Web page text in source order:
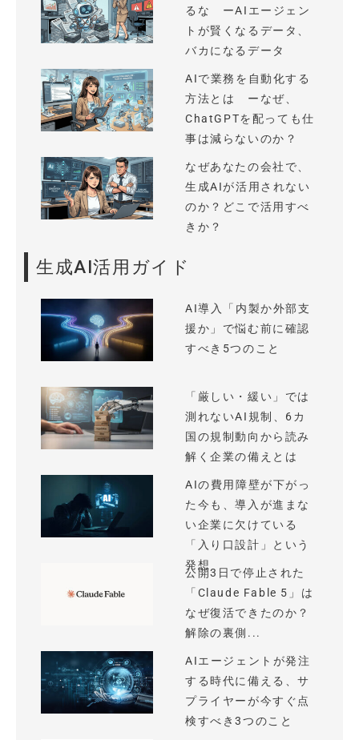
るな ーAIエージェン
トが賢くなるデータ、
バカになるデータ
AIで業務を自動化する
方法とは ーなぜ、
ChatGPTを配っても仕
事は減らないのか？
なぜあなたの会社で、
生成AIが活用されない
のか？どこで活用すべ
きか？
生成AI活用ガイド
AI導入「内製か外部支
援か」で悩む前に確認
すべき5つのこと
「厳しい・緩い」では
測れないAI規制、6カ
国の規制動向から読み
解く企業の備えとは
AIの費用障壁が下がっ
た今も、導入が進まな
い企業に欠けている
「入り口設計」という
発想
公開3日で停止された
「Claude Fable 5」は
なぜ復活できたのか？
解除の裏側...
AIエージェントが発注
する時代に備える、サ
プライヤーが今すぐ点
検すべき3つのこと